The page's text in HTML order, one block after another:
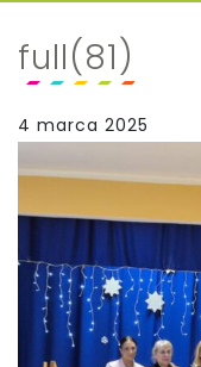
full(81)
4 marca 2025